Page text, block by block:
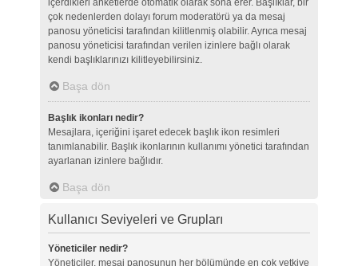
içerdikleri anketlerde otomatik olarak sona erer. Başlıklar, bir
çok nedenlerden dolayı forum moderatörü ya da mesaj
panosu yöneticisi tarafından kilitlenmiş olabilir. Ayrıca mesaj
panosu yöneticisi tarafından verilen izinlere bağlı olarak
kendi başlıklarınızı kilitleyebilirsiniz.
Başa dön
Başlık ikonları nedir?
Mesajlara, içeriğini işaret edecek başlık ikon resimleri
tanımlanabilir. Başlık ikonlarının kullanımı yönetici tarafından
ayarlanan izinlere bağlıdır.
Başa dön
Kullanıcı Seviyeleri ve Grupları
Yöneticiler nedir?
Yöneticiler, mesaj panosunun her bölümünde en çok yetkiye